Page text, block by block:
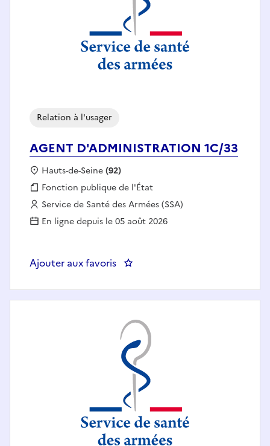
AGENT D'ADMINISTRATION 1C/33
Relation à l'usager
Localisation :
Hauts-de-Seine(92)
Fonction publique :
Fonction publique de l'État
Employeur :
Service de Santé des Armées (SSA)
En ligne depuis le 05 août 2026
Ajouter aux favoris : AGENT D'ADMINISTRATION